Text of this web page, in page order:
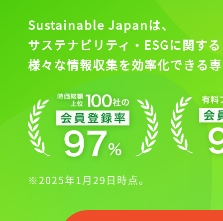
Sustainable Japanは、
サステナビリティ・ESGに関する
様々な情報収集を効率化できる
※2025年1月29日時点。